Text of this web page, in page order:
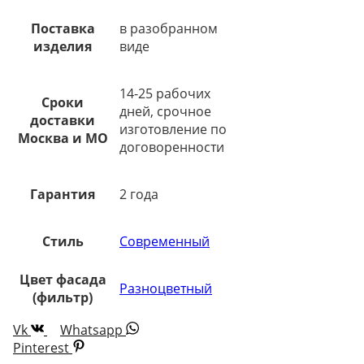
Поставка
изделия
в разобранном
виде
Сроки
доставки
Москва и МО
14-25 рабочих
дней, срочное
изготовление по
договоренности
Гарантия 2 года
Стиль Современный
Цвет фасада
(фильтр)
Разноцветный
Vk
Whatsapp
Pinterest